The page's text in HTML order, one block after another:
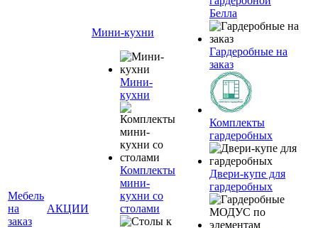
Мебель
на
заказ
АКЦИИ
Мини-кухни
Мини-
кухни
Комплекты
мини-
кухни со
столами
Белла
Гардеробные на
заказ
Комплекты
гардеробных
Двери-купе для
гардеробных